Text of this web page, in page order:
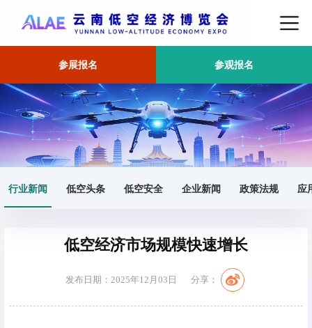
参展报名 参观报名
行业新闻 低空头条 低空安全 企业新闻 政策法规 应
首页 行业新闻 正文
低空经济市场规模快速增长
发布日期：2025年12月03日 分享：